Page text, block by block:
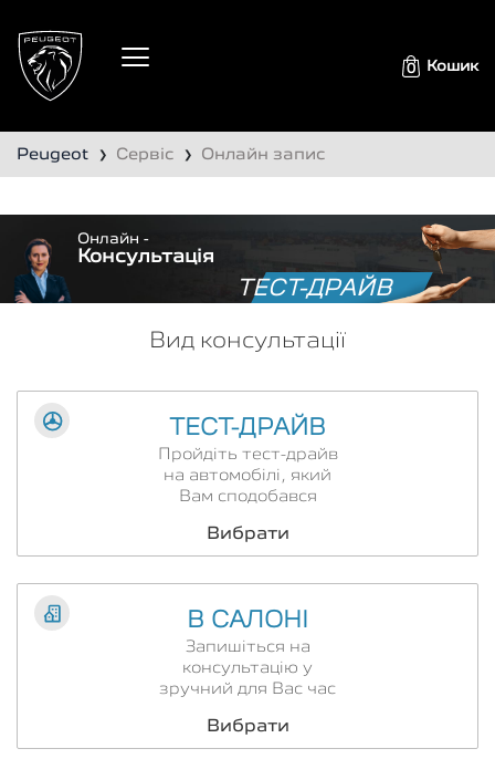
0 Кошик
Peugeot ❯ Сервіс ❯ Онлайн запис
Онлайн -
Консультація
ТЕСТ-ДРАЙВ
Вид консультації
ТЕСТ-ДРАЙВ
Пройдіть тест-драйв
на автомобілі, який
Вам сподобався
Вибрати
В САЛОНІ
Запишіться на
консультацію у
зручний для Вас час
Вибрати